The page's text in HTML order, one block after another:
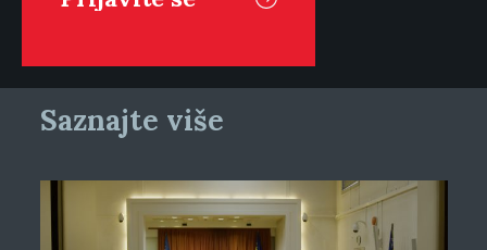
Saznajte više